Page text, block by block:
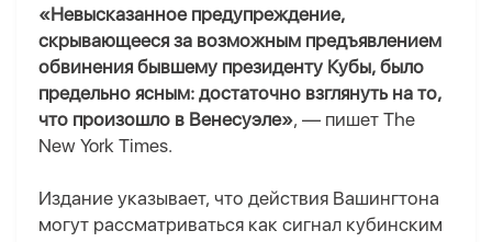
«Невысказанное предупреждение,
скрывающееся за возможным предъявлением
обвинения бывшему президенту Кубы, было
предельно ясным: достаточно взглянуть на то,
что произошло в Венесуэле», — пишет The
New York Times.
Издание указывает, что действия Вашингтона
могут рассматриваться как сигнал кубинским